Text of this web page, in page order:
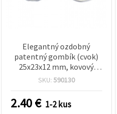
Elegantný ozdobný
patentný gombík (cvok)
25x23x12 mm, kovový
základ v striebornej farbe
kryštálmi, mix farieb
SKU: 590130
2.40€ 1-2 kus